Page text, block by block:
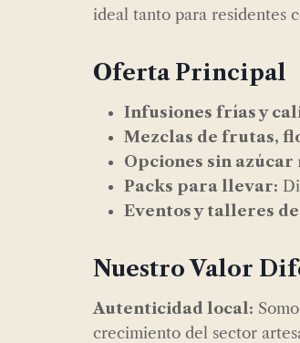
ideal tanto para residentes
Oferta Principal
Infusiones frías y
Mezclas de frutas,
Opciones sin azúcar
Packs para llevar:
Eventos y talleres
Nuestro Valor
Autenticidad local:
crecimiento del sector